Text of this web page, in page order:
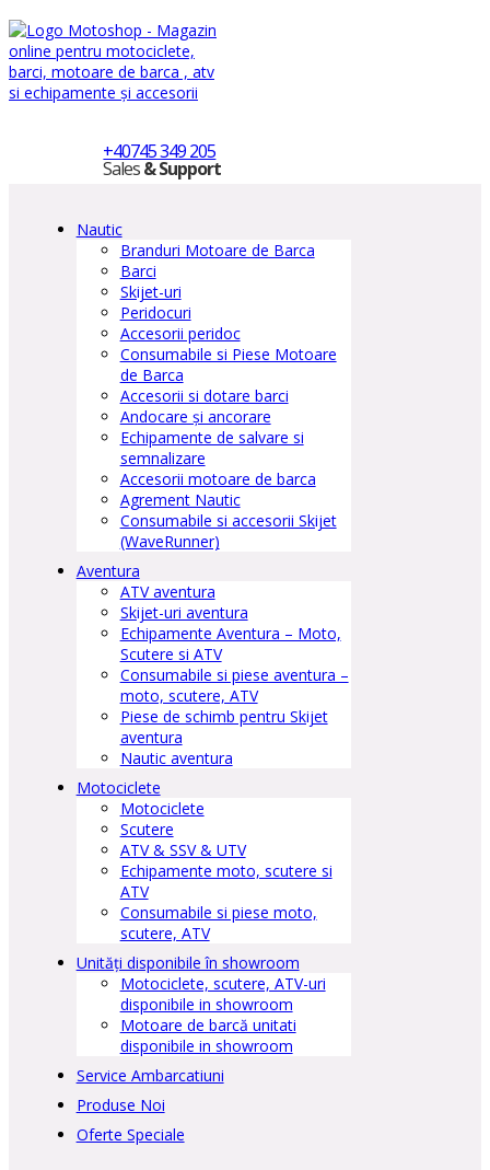
+40745 349 205
Sales& Support
Nautic
Branduri Motoare de Barca
Barci
Skijet-uri
Peridocuri
Accesorii peridoc
Consumabile si Piese Motoare
de Barca
Accesorii si dotare barci
Andocare și ancorare
Echipamente de salvare si
semnalizare
Accesorii motoare de barca
Agrement Nautic
Consumabile si accesorii Skijet
(WaveRunner)
Aventura
ATV aventura
Skijet-uri aventura
Echipamente Aventura – Moto,
Scutere si ATV
Consumabile si piese aventura –
moto, scutere, ATV
Piese de schimb pentru Skijet
aventura
Nautic aventura
Motociclete
Motociclete
Scutere
ATV & SSV & UTV
Echipamente moto, scutere si
ATV
Consumabile si piese moto,
scutere, ATV
Unități disponibile în showroom
Motociclete, scutere, ATV-uri
disponibile in showroom
Motoare de barcă unitati
disponibile in showroom
Service Ambarcatiuni
Produse Noi
Oferte Speciale